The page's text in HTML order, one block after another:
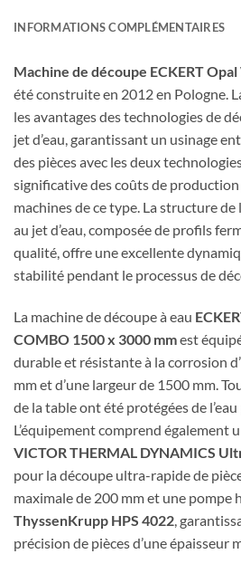
INFORMATIONS COMPLÉMENTAIRES
Machine de découpe ECKERT
été construite en 2012 en Pologne.
les avantages des technologies de
jet d’eau, garantissant un usinage
des pièces avec les deux
significative des coûts de
machines de ce type. La structure
au jet d’eau, composée de profils
qualité, offre une excellente
stabilité pendant le processus de
La machine de découpe à eau
COMBO 1500 x 3000 mmest
durable et résistante à la corrosion
mm et d’une largeur de 1500 mm.
de la table ont été protégées de
L’équipement comprend également
VICTOR THERMAL DYNAMICS
pour la découpe ultra-rapide de
maximale de 200 mm et une pompe
ThyssenKrupp HPS 4022,
précision de pièces d’une épaisseur